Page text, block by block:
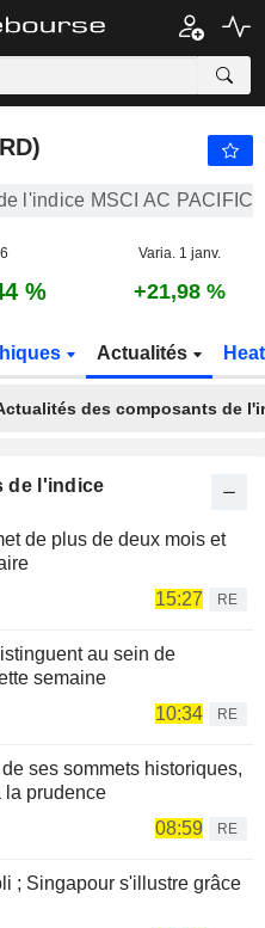
l'indice MSCI AC PACIFIC
Varia. 1 janv.
% +21,98 %
Actualités
des composants de
de l'indice
de plus de deux mois et
15:27
RE
au sein de
semaine
10:34
RE
ses sommets historiques,
la prudence
08:59
RE
; Singapour s'illustre grâce